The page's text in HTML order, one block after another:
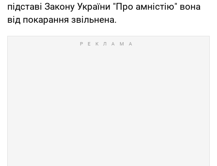
підставі Закону України "Про амністію" вона
від покарання звільнена.